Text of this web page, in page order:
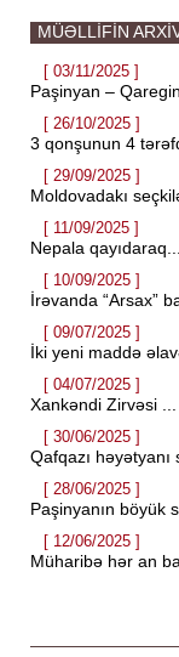
MÜƏLLİFİN
[ 03/11/2025 ]
Paşinyan –
[ 26/10/2025 ]
3 qonşunun 4
[ 29/09/2025 ]
Moldovadakı
[ 11/09/2025 ]
Nepala qayıdaraq....
[ 10/09/2025 ]
İrəvanda “Arsax”
[ 09/07/2025 ]
İki yeni maddə
[ 04/07/2025 ]
Xankəndi Zirvəsi ...
[ 30/06/2025 ]
Qafqazı həyətyanı
[ 28/06/2025 ]
Paşinyanın böyük
[ 12/06/2025 ]
Müharibə hər an